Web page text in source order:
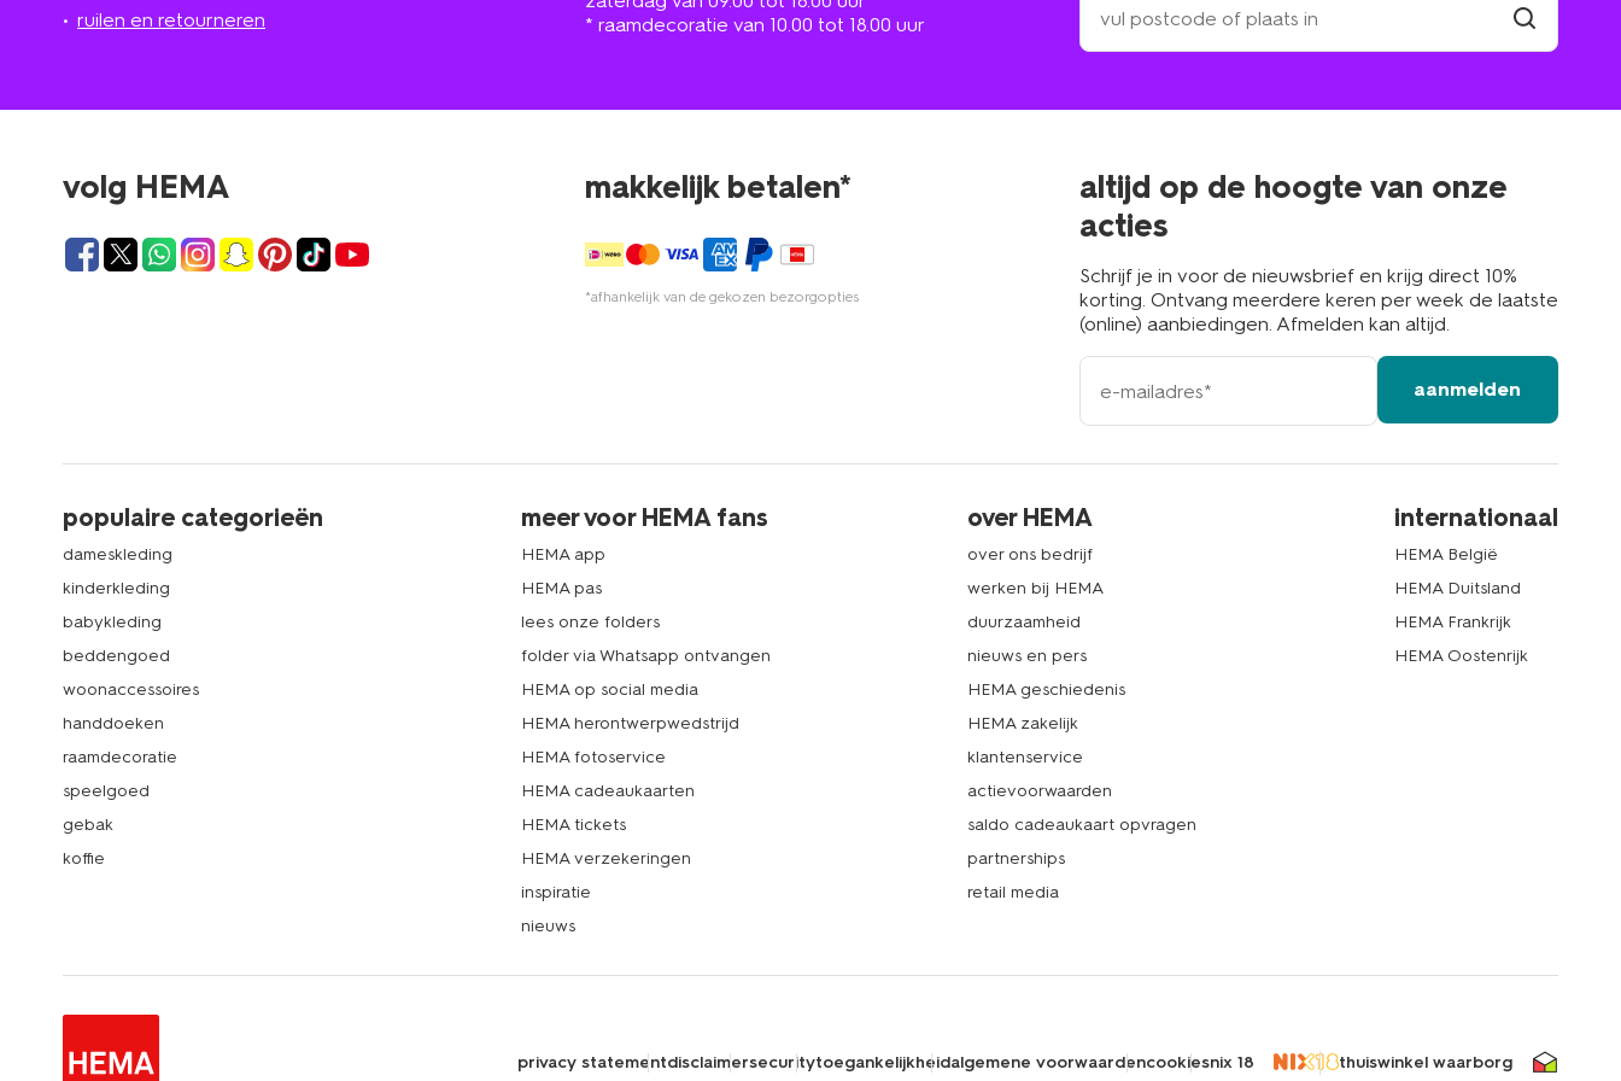
ruilen en retourneren
* raamdecoratie van 10.00 tot 18.00 uur
een
winkel
in
volg HEMA makkelijk betalen*
*afhankelijk van de gekozen bezorgopties
altijd op de hoogte van onze
acties
Schrijf je in voor de nieuwsbrief en krijg direct 10%
korting. Ontvang meerdere keren per week de laatste
(online) aanbiedingen. Afmelden kan altijd.
e-
mailadres
aanmelden
populaire categorieën
dameskleding
kinderkleding
babykleding
beddengoed
woonaccessoires
handdoeken
raamdecoratie
speelgoed
gebak
koffie
meer voor HEMA fans
HEMA app
HEMA pas
lees onze folders
folder via Whatsapp ontvangen
HEMA op social media
HEMA herontwerpwedstrijd
HEMA fotoservice
HEMA cadeaukaarten
HEMA tickets
HEMA verzekeringen
inspiratie
nieuws
over HEMA
over ons bedrijf
werken bij HEMA
duurzaamheid
nieuws en pers
HEMA geschiedenis
HEMA zakelijk
klantenservice
actievoorwaarden
saldo cadeaukaart opvragen
partnerships
retail media
internationaal
HEMA België
HEMA Duitsland
HEMA Frankrijk
HEMA Oostenrijk
privacy statementdisclaimersecuritytoegankelijkheidalgemene voorwaardencookiesnix 18 thuiswinkel waarborg